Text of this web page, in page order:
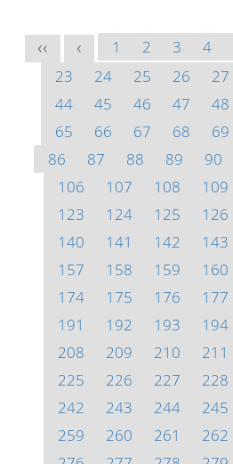
<< < 1 2 3 4
23
24 25 26 27
44
45 46 47 48
65
66 67 68 69
86
87 88 89 90
106
107 108 109
123
124 125 126
140
141 142 143
157
158 159 160
174
175 176 177
191
192 193 194
208
209 210 211
225
226 227 228
242
243 244 245
259
260 261 262